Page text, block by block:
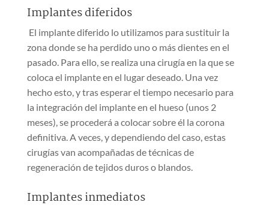
Implantes diferidos
El implante diferido lo utilizamos para sustituir la
zona donde se ha perdido uno o más dientes en el
pasado. Para ello, se realiza una cirugía en la que se
coloca el implante en el lugar deseado. Una vez
hecho esto, y tras esperar el tiempo necesario para
la integración del implante en el hueso (unos 2
meses), se procederá a colocar sobre él la corona
definitiva. A veces, y dependiendo del caso, estas
cirugías van acompañadas de técnicas de
regeneración de tejidos duros o blandos.
Implantes inmediatos